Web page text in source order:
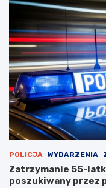
POLICJA WYDARZENIA
Zatrzymanie 55-
poszukiwany przez